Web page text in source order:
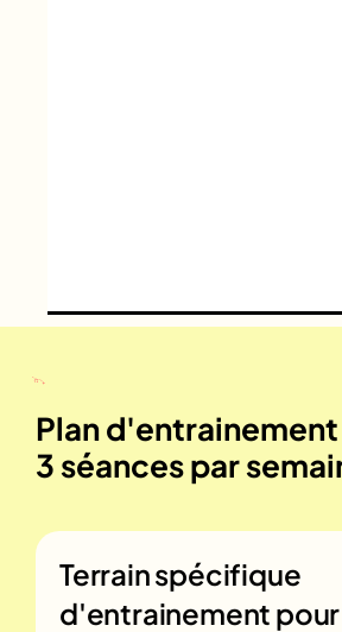
Plan
3 séances par
Terrain spécifique
d'entrainement